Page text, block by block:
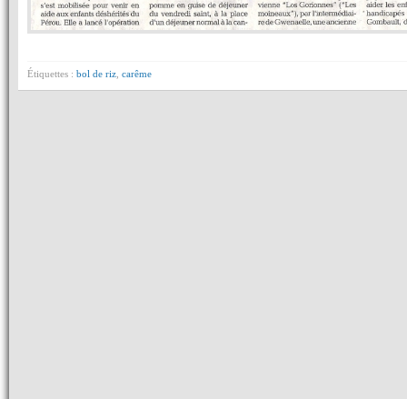
Étiquettes : bol de riz carême